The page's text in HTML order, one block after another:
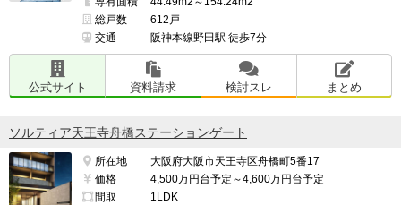
総戸数
612戸
交通
阪神本線野田駅 徒歩7分
公式サイト 資料請求 検討スレ まとめ
ソルティア天王寺舟橋ステーションゲート
所在地
大阪府大阪市天王寺区舟橋町5番17
価格
4,500万円台予定～4,600万円台予定
間取
1LDK